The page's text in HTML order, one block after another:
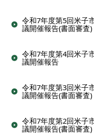
令和7年度第5回米子
議開催報告(書面審査)
令和7年度第4回米子
議開催報告
令和7年度第3回米子
議開催報告(書面審査)
令和7年度第2回米子
議開催報告(書面審査)